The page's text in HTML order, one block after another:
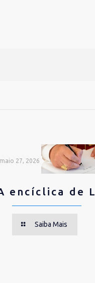
maio 27, 2026
encíclica de
Saiba Mais